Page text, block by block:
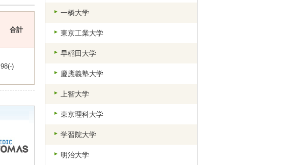
合計
98(-)
一橋大学
東京工業大学
早稲田大学
慶應義塾大学
上智大学
東京理科大学
学習院大学
明治大学